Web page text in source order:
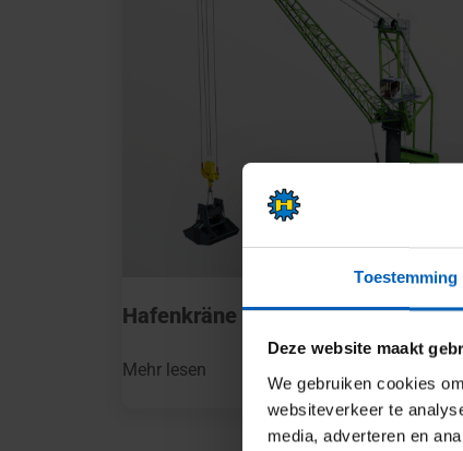
Toestemming
Deze website maakt
We gebruiken cookies
websiteverkeer te
media, adverteren en
Hafenkräne
Mehr lesen